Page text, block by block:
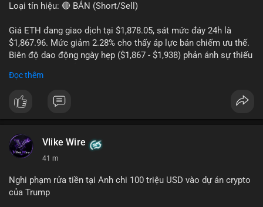
Loại tín hiệu: 🔴 BÁN (Short/Sell)
Giá ETH đang giao dịch tại $1,878.05, sát mức đáy 24h là
$1,867.96. Mức giảm 2.28% cho thấy áp lực bán chiếm ưu thế.
Biên độ dao động ngày hẹp ($1,867 - $1,938) phản ánh sự thiếu
dòng tiền đang rút khỏi thị trường, xác nhận xu hướng giảm
Khuyến nghị giao dịch:
- Take Profit: TP1: $1,850, TP2: $1,820
- Stop Loss: $1,915
Quản trị rủi ro: Chỉ sử dụng 2-3% tài khoản cho lệnh này và
tuân thủ tuyệt đối mức cắt lỗ để bảo vệ vốn.
Đọc thêm
Vlike Wire
41 m
Nghi phạm rửa tiền tại Anh chi 100 triệu USD vào dự án crypto
của Trump